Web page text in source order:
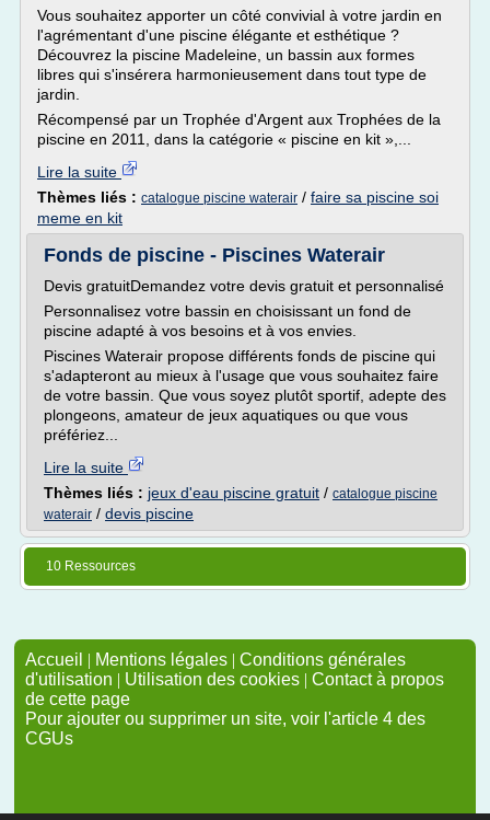
Vous souhaitez apporter un côté convivial à votre jardin en
l'agrémentant d'une piscine élégante et esthétique ?
Découvrez la piscine Madeleine, un bassin aux formes
libres qui s'insérera harmonieusement dans tout type de
jardin.
Récompensé par un Trophée d'Argent aux Trophées de la
piscine en 2011, dans la catégorie « piscine en kit »,...
Lire la suite
Thèmes liés : catalogue piscine waterair / faire sa piscine soi
meme en kit
Fonds de piscine - Piscines Waterair
Devis gratuitDemandez votre devis gratuit et personnalisé
Personnalisez votre bassin en choisissant un fond de
piscine adapté à vos besoins et à vos envies.
Piscines Waterair propose différents fonds de piscine qui
s'adapteront au mieux à l'usage que vous souhaitez faire
de votre bassin. Que vous soyez plutôt sportif, adepte des
plongeons, amateur de jeux aquatiques ou que vous
préfériez...
Lire la suite
Thèmes liés : jeux d'eau piscine gratuit / catalogue piscine
waterair / devis piscine
10 Ressources
Accueil | Mentions légales | Conditions générales
d'utilisation | Utilisation des cookies | Contact à propos
de cette page
Pour ajouter ou supprimer un site, voir l'article 4 des
CGUs